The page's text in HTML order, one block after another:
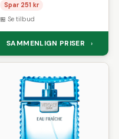
Spar 251 kr
Se tilbud
SAMMENLIGN PRISER ›